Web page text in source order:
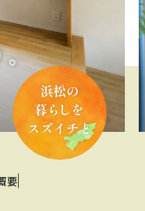
要